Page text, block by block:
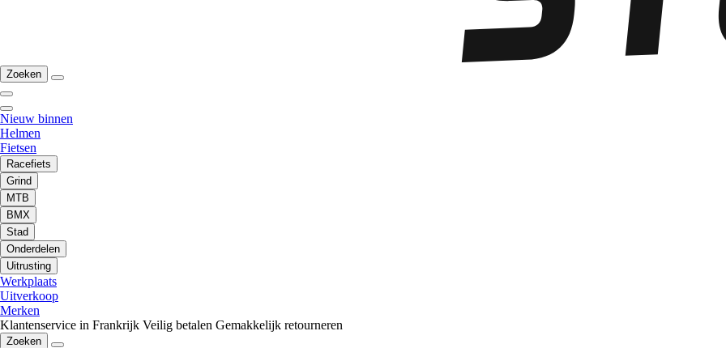
Zoeken
Nieuw binnen
Helmen
Fietsen
Racefiets
Grind
MTB
BMX
Stad
Onderdelen
Uitrusting
Werkplaats
Uitverkoop
Merken
Klantenservice in Frankrijk Veilig betalen Gemakkelijk retourneren
Zoeken